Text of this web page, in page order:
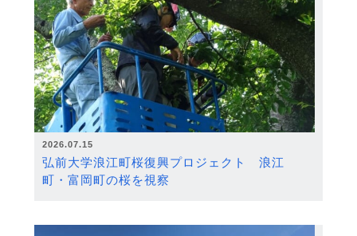
2026.07.15
弘前大学浪江町桜復興プロジェクト 浪江
町・富岡町の桜を視察